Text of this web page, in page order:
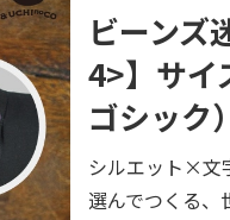
ビーンズ
4>】サイ
ゴシック）
シルエット×文
選んでつくる、